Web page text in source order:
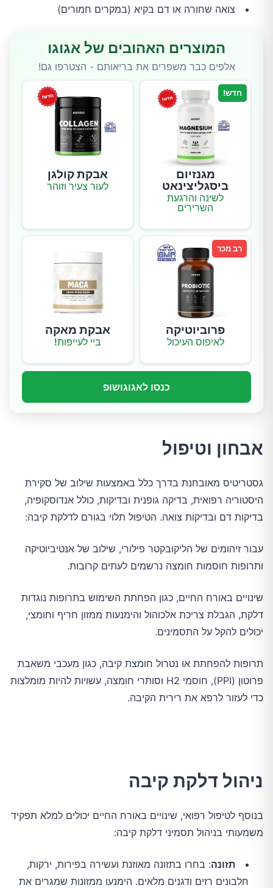
צואה שחורה או דם בקיא (במקרים חמורים)
המוצרים האהובים של אגוגו
אלפים כבר משפרים את בריאותם - הצטרפו גם!
חדש!
מגנזיום
ביסגליצינאט
לשינה והרגעת
השרירים
אבקת קולגן
לעור צעיר וזוהר
רב מכר
פרוביוטיקה
לאיפוס העיכול
אבקת מאקה
ביי לעייפות!
כנסו לאגוגושופ
אבחון וטיפול
גסטריטיס מאובחנת בדרך כלל באמצעות שילוב של סקירת
היסטוריה רפואית, בדיקה גופנית ובדיקות, כולל אנדוסקופיה,
בדיקות דם ובדיקות צואה. הטיפול תלוי בגורם לדלקת קיבה:
עבור זיהומים של הליקובקטר פילורי, שילוב של אנטיביוטיקה
ותרופות חוסמות חומצה נרשמים לעתים קרובות.
שינויים באורח החיים, כגון הפחתת השימוש בתרופות נוגדות
דלקת, הגבלת צריכת אלכוהול והימנעות ממזון חריף וחומצי,
יכולים להקל על התסמינים.
תרופות להפחתת או נטרול חומצת קיבה, כגון מעכבי משאבת
פרוטון (PPI), חוסמי H2 וסותרי חומצה, עשויות להיות מומלצות
כדי לעזור לרפא את רירית הקיבה.
ניהול דלקת קיבה
בנוסף לטיפול רפואי, שינויים באורח החיים יכולים למלא תפקיד
משמעותי בניהול תסמיני דלקת קיבה:
תזונה: בחרו בתזונה מאוזנת ועשירה בפירות, ירקות,
חלבונים רזים ודגנים מלאים. הימנעו ממזונות שמגרים את